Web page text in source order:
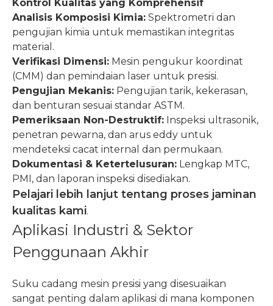
Kontrol Kualitas yang Komprehensif
Analisis Komposisi Kimia: Spektrometri dan
pengujian kimia untuk memastikan integritas
material.
Verifikasi Dimensi: Mesin pengukur koordinat
(CMM) dan pemindaian laser untuk presisi.
Pengujian Mekanis: Pengujian tarik, kekerasan,
dan benturan sesuai standar ASTM.
Pemeriksaan Non-Destruktif: Inspeksi ultrasonik,
penetran pewarna, dan arus eddy untuk
mendeteksi cacat internal dan permukaan.
Dokumentasi & Ketertelusuran: Lengkap MTC,
PMI, dan laporan inspeksi disediakan.
Pelajari lebih lanjut tentang proses jaminan
kualitas kami.
Aplikasi Industri & Sektor
Penggunaan Akhir
Suku cadang mesin presisi yang disesuaikan
sangat penting dalam aplikasi di mana komponen